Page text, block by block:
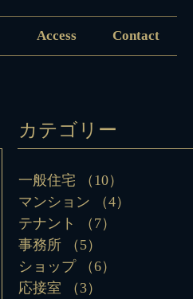
Access Contact
カテゴリー
一般住宅 （10）
マンション
（4）
テナント
（7）
事務所
（5）
ショップ
（6）
応接室
（3）